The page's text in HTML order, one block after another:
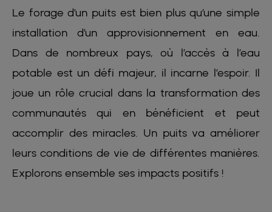
Le forage d’un puits est bien plus qu’une simple
installation d’un approvisionnement en eau.
Dans de nombreux pays, où l’accès à l’eau
potable est un défi majeur, il incarne l’espoir. Il
joue un rôle crucial dans la transformation des
communautés qui en bénéficient et peut
accomplir des miracles. Un puits va améliorer
leurs conditions de vie de différentes manières.
Explorons ensemble ses impacts positifs !